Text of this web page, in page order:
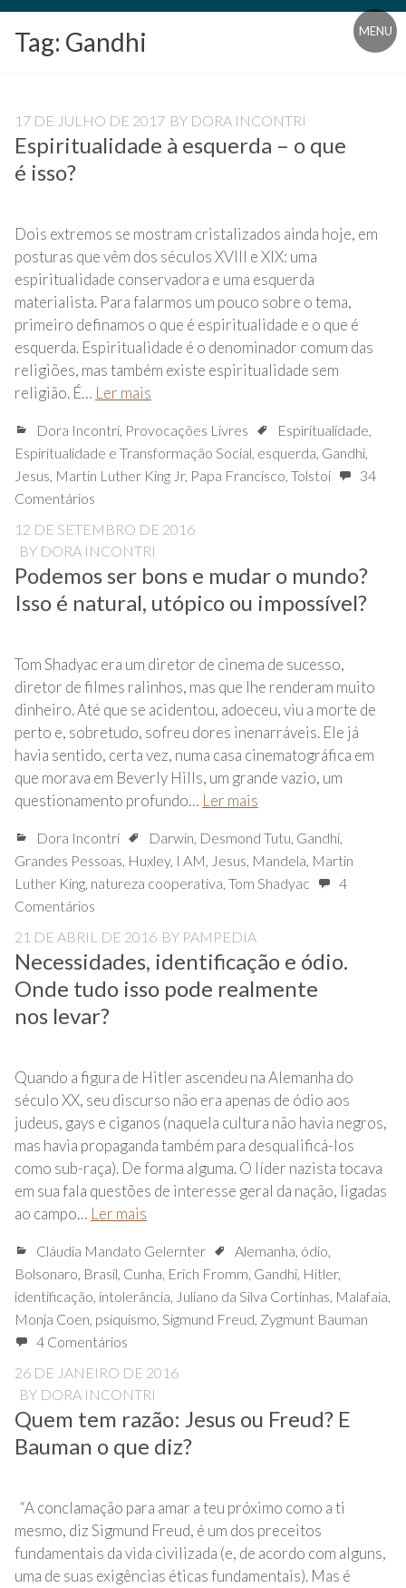
Blog
Universidade
Pampédia
MENU
Tag: Gandhi
17 DE JULHO DE 2017 BY DORA INCONTRI
Espiritualidade à esquerda – o que
é isso?
Dois extremos se mostram cristalizados ainda hoje, em
posturas que vêm dos séculos XVIII e XIX: uma
espiritualidade conservadora e uma esquerda
materialista. Para falarmos um pouco sobre o tema,
primeiro definamos o que é espiritualidade e o que é
esquerda. Espiritualidade é o denominador comum das
religiões, mas também existe espiritualidade sem
religião. É… Ler mais
Dora Incontri, Provocações Livres Espiritualidade,
Espiritualidade e Transformação Social, esquerda, Gandhi,
Jesus, Martin Luther King Jr, Papa Francisco, Tolstoi
34
Comentários
12 DE SETEMBRO DE 2016
BY DORA INCONTRI
Podemos ser bons e mudar o mundo?
Isso é natural, utópico ou impossível?
Tom Shadyac era um diretor de cinema de sucesso,
diretor de filmes ralinhos, mas que lhe renderam muito
dinheiro. Até que se acidentou, adoeceu, viu a morte de
perto e, sobretudo, sofreu dores inenarráveis. Ele já
havia sentido, certa vez, numa casa cinematográfica em
que morava em Beverly Hills, um grande vazio, um
questionamento profundo… Ler mais
Dora Incontri Darwin, Desmond Tutu, Gandhi,
Grandes Pessoas, Huxley, I AM, Jesus, Mandela, Martin
Luther King, natureza cooperativa, Tom Shadyac
4
Comentários
21 DE ABRIL DE 2016 BY PAMPEDIA
Necessidades, identificação e ódio.
Onde tudo isso pode realmente
nos levar?
Quando a figura de Hitler ascendeu na Alemanha do
século XX, seu discurso não era apenas de ódio aos
judeus, gays e ciganos (naquela cultura não havia negros,
mas havia propaganda também para desqualificá-los
como sub-raça). De forma alguma. O líder nazista tocava
em sua fala questões de interesse geral da nação, ligadas
ao campo… Ler mais
Cláudia Mandato Gelernter Alemanha, ódio,
Bolsonaro, Brasil, Cunha, Erich Fromm, Gandhi, Hitler,
identificação, intolerância, Juliano da Silva Cortinhas, Malafaia,
Monja Coen, psiquismo, Sigmund Freud, Zygmunt Bauman
4 Comentários
26 DE JANEIRO DE 2016
BY DORA INCONTRI
Quem tem razão: Jesus ou Freud? E
Bauman o que diz?
“A conclamação para amar a teu próximo como a ti
mesmo, diz Sigmund Freud, é um dos preceitos
fundamentais da vida civilizada (e, de acordo com alguns,
uma de suas exigências éticas fundamentais). Mas é